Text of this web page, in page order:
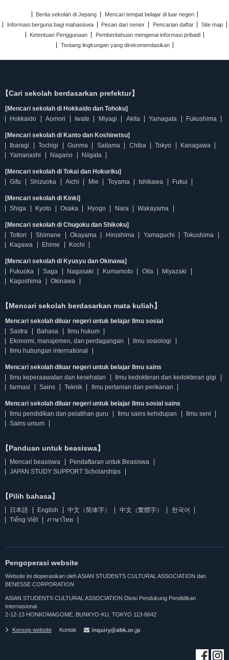
Berita sekolah di Jepang
Mencari tempat belajar di luar negeri
Informasi berguna bagi mahasiswa
Pesan dari senior Pencarian daftar
Site map
Ketentuan Penggunaan
Pemberitahuan mengenai informasi pribadi
Tentang lingkungan yang direkomendasikan
【Cari sekolah berdasarkan prefektur】
[Mencari sekolah di Hokkaido dan Tohoku]
Hokkaido
Aomori Iwate Miyagi Akita Yamagata Fukushima
[Mencari sekolah di Kanto dan Koshinetsu]
Ibaragi
Tochigi Gunma Saitama Chiba Tokyo
Kanagawa
Yamanashi
Nagano Niigata
[Mencari sekolah di Tokai dan Hokuriku]
Gifu
Shizuoka Aichi Mie Toyama Ishikawa Fukui
[Mencari sekolah di Kinki]
Shiga
Kyoto Osaka Hyogo Nara Wakayama
[Mencari sekolah di Chugoku dan Shikoku]
Tottori
Shimane Okayama Hiroshima Yamaguchi
Tokushima
Kagawa
Ehime Kochi
[Mencari sekolah di Kyusyu dan Okinawa]
Fukuoka
Saga Nagasaki Kumamoto Oita
Miyazaki
Kagoshima
Okinawa
【Mencari sekolah berdasarkan mata kuliah】
Mencari sekolah diluar negeri untuk belajar Ilmu sosial
Sastra
Bahasa
Ilmu hukum
Ekonomi, manajemen, dan perdagangan
Ilmu sosiologi
Ilmu hubungan international
Mencari sekolah diluar negeri untuk belajar Ilmu sains
Ilmu keperaawatan dan kesehatan
Ilmu kedokteran dan kedokteran gigi
farmasi
Sains Teknik Ilmu pertanian dan perikanan
Mencari sekolah diluar negeri untuk belajar Ilmu sosial sains
Ilmu pendidikan dan pelatihan guru
Ilmu sains kehidupan
Ilmu seni
Sains umum
【Panduan untuk beasiswa】
Mencari beasiswa
Pendaftaran untuk Beasiswa
JAPAN STUDY SUPPORT Scholarships
【Pilih bahasa】
日本語 English 中文（简体字） 中文（繁體字）
한국어
Tiếng Việt
ภาษาไทย
Pengoperasi website
Website ini dioperasikan oleh ASIAN STUDENTS CULTURAL ASSOCIATION dan
BENESSE CORPORATION
ASIAN STUDENTS CULTURAL ASSOCIATION Divisi Pendukung Pendidikan
Internasional
2-12-13 HONKOMAGOME, BUNKYO-KU, TOKYO 113-8642
Konsep website Kontak